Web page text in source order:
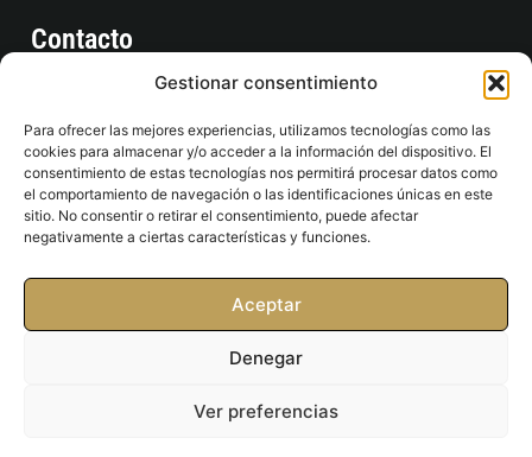
Gestionar consentimiento
Para ofrecer las mejores experiencias, utilizamos tecnologías como las
cookies para almacenar y/o acceder a la información del dispositivo. El
consentimiento de estas tecnologías nos permitirá procesar datos como
el comportamiento de navegación o las identificaciones únicas en este
sitio. No consentir o retirar el consentimiento, puede afectar
negativamente a ciertas características y funciones.
Aceptar
Denegar
Ver preferencias
Contacto
Consultas Pedidos Web
+34 910 609 684
L-V: 9:00 / 19:00
Tienda Física
C/ San Ramón Nonato, 4 Esquina Pº Castellana, 234
28046 - Madrid
contacto@time2padel.com